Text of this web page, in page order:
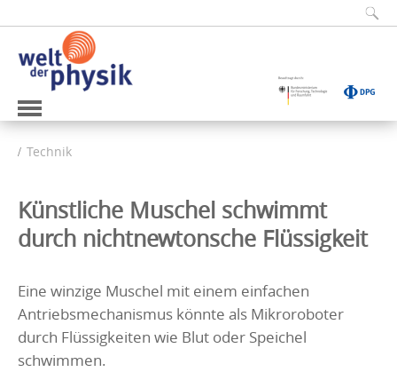
Technik
Künstliche Muschel schwimmt
durch nichtnewtonsche Flüssigkeit
Eine winzige Muschel mit einem einfachen
Antriebsmechanismus könnte als Mikroroboter
durch Flüssigkeiten wie Blut oder Speichel
schwimmen.